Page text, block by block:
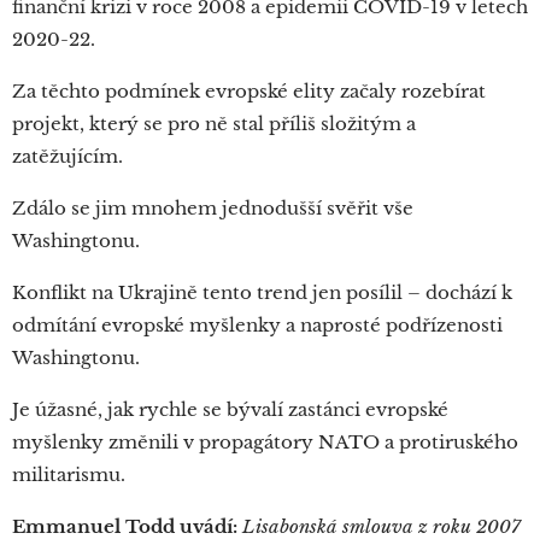
finanční krizi v roce 2008 a epidemii COVID-19 v letech
2020-22.
Za těchto podmínek evropské elity začaly rozebírat
projekt, který se pro ně stal příliš složitým a
zatěžujícím.
Zdálo se jim mnohem jednodušší svěřit vše
Washingtonu.
Konflikt na Ukrajině tento trend jen posílil – dochází k
odmítání evropské myšlenky a naprosté podřízenosti
Washingtonu.
Je úžasné, jak rychle se bývalí zastánci evropské
myšlenky změnili v propagátory NATO a protiruského
militarismu.
Emmanuel Todd uvádí:Lisabonská smlouva z roku 2007